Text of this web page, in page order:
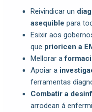
Reivindicar un
asequible para
Esixir aos
que prioricen a
Mellorar a
Apoiar a
ferramentas
Combatir a
arrodean á